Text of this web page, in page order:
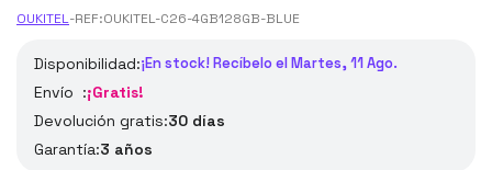
OUKITEL-REF:OUKITEL-C26-4GB128GB-BLUE
Disponibilidad:¡En stock! Recíbelo el Martes, 11 Ago.
Envío :¡Gratis!
Devolución gratis:30 días
Garantía:3 años